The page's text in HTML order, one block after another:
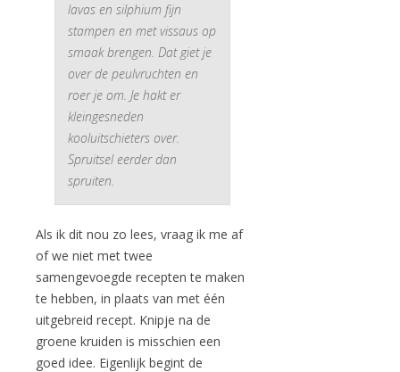
lavas en silphium fijn
stampen en met vissaus op
smaak brengen. Dat giet je
over de peulvruchten en
roer je om. Je hakt er
kleingesneden
kooluitschieters over.
Spruitsel eerder dan
spruiten.
Als ik dit nou zo lees, vraag ik me af
of we niet met twee
samengevoegde recepten te maken
te hebben, in plaats van met één
uitgebreid recept. Knipje na de
groene kruiden is misschien een
goed idee. Eigenlijk begint de